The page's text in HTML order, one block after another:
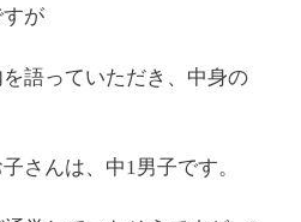
が
語っていただき、中身の
さんは、中1男子です。